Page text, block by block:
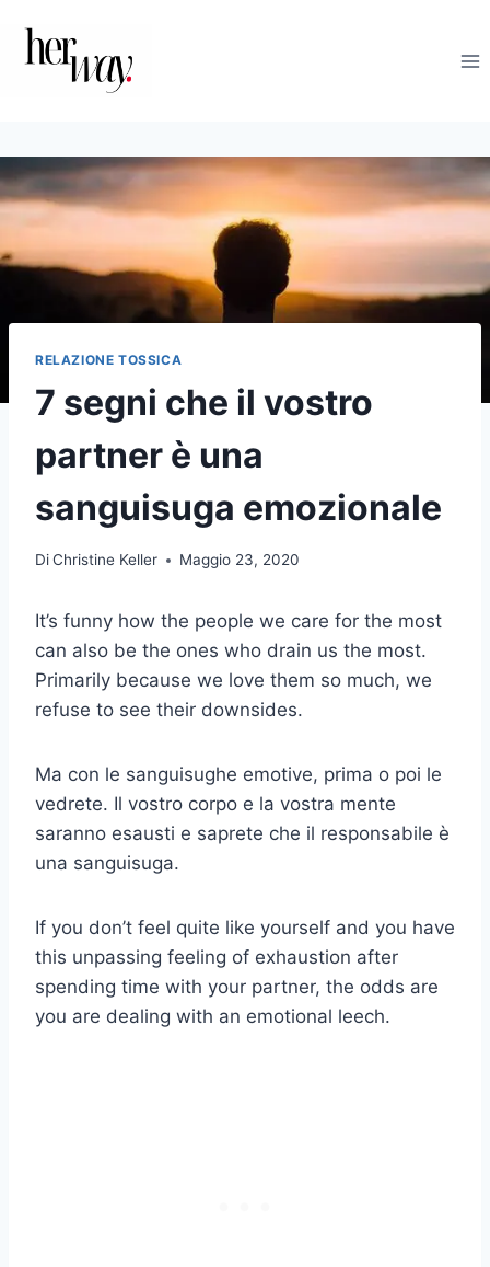
contenuto
RELAZIONE TOSSICA
7 segni che il vostro
partner è una
sanguisuga emozionale
DiChristine Keller Maggio 23, 2020
It’s funny how the people we care for the most
can also be the ones who drain us the most.
Primarily because we love them so much, we
refuse to see their downsides.
Ma con le sanguisughe emotive, prima o poi le
vedrete. Il vostro corpo e la vostra mente
saranno esausti e saprete che il responsabile è
una sanguisuga.
If you don’t feel quite like yourself and you have
this unpassing feeling of exhaustion after
spending time with your partner, the odds are
you are dealing with an emotional leech.